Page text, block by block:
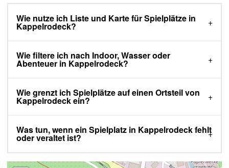
Wie nutze ich Liste und Karte für Spielplätze in
Kappelrodeck?
Wie filtere ich nach Indoor, Wasser oder
Abenteuer in Kappelrodeck?
Wie grenzt ich Spielplätze auf einen Ortsteil von
Kappelrodeck ein?
Was tun, wenn ein Spielplatz in Kappelrodeck fehlt
oder veraltet ist?